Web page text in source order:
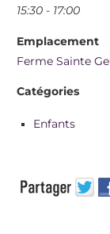
15:30 - 17:00
Emplacement
Ferme Sainte
Catégories
Enfants